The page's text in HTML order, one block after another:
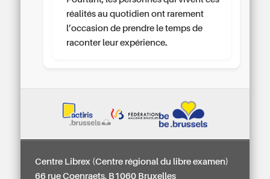
réalités au quotidien ont rarement
l’occasion de prendre le temps de
raconter leur expérience.
Centre Librex (Centre régional du libre examen)
66 rue Coenraets, B1060 Bruxelles